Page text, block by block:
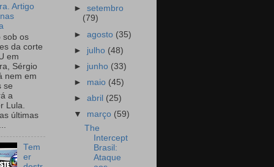
Artigo
sob os
da corte
em
Sérgio
nem em
se
a
Lula.
últimas
Tem
er
►setembro
(79)
►agosto (35)
► julho (48)
► junho (33)
► maio (45)
►abril (25)
▼ março (59)
The
Intercept
Brasil:
Ataque